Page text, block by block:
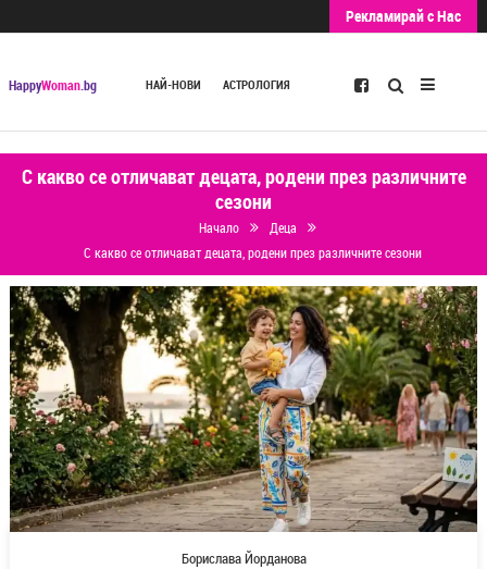
Рекламирай с Нас
HappyWoman.bg НАЙ-НОВИ АСТРОЛОГИЯ Търсене
С какво се отличават децата, родени през различните
сезони
Начало
Деца
С какво се отличават децата, родени през различните сезони
Борислава Йорданова